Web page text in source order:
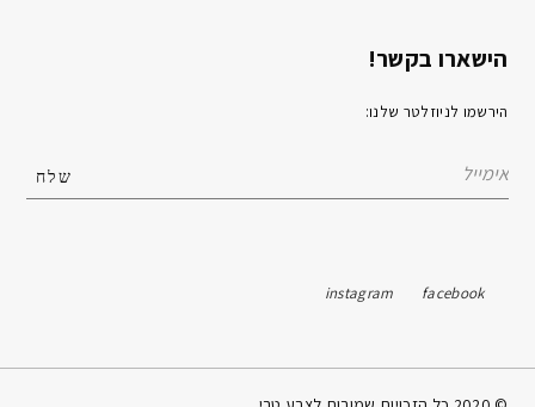
הישארו בקשר!
הירשמו לניוזלטר שלנו:
facebook
instagram